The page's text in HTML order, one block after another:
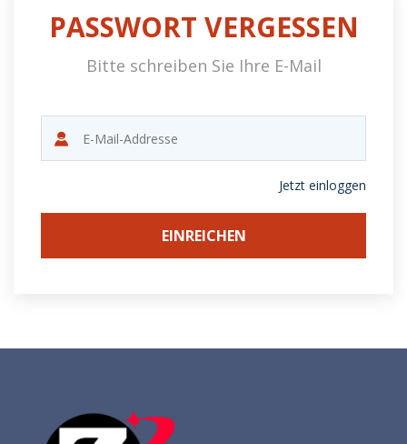
PASSWORT VERGESSEN
Bitte schreiben Sie Ihre E-Mail
Jetzt einloggen
EINREICHEN